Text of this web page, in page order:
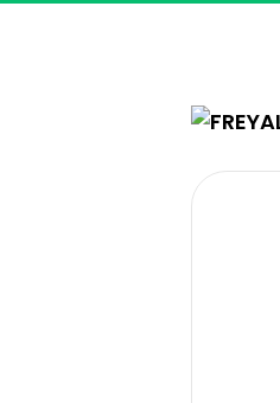
Hlavní navigace